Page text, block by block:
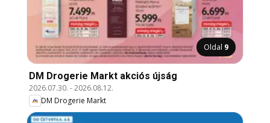
Oldal 9
DM Drogerie Markt akciós újság
2026.07.30. -2026.08.12.
DM Drogerie Markt